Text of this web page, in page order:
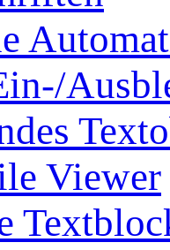
Viewer